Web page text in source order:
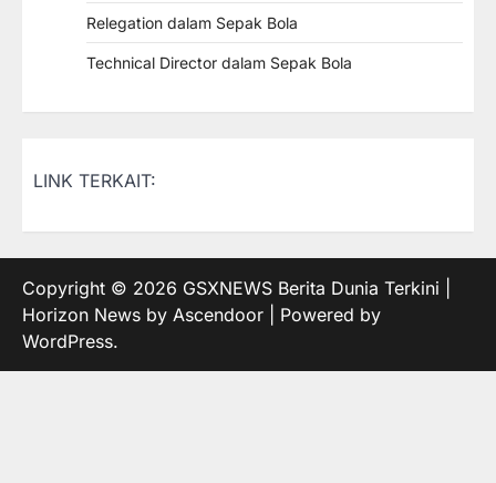
Relegation dalam Sepak Bola
Technical Director dalam Sepak Bola
LINK TERKAIT:
Copyright © 2026 GSXNEWS Berita Dunia Terkini
Horizon News by Ascendoor | Powered by
WordPress.